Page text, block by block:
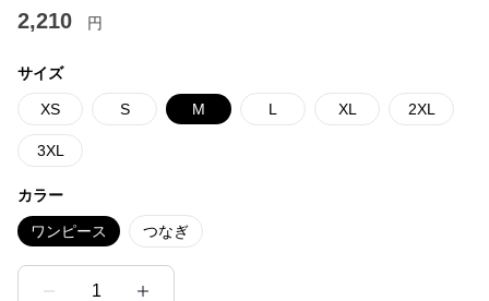
2,210 円
サイズ
XS S M L XL 2XL
3XL
カラー
ワンピース つなぎ
1